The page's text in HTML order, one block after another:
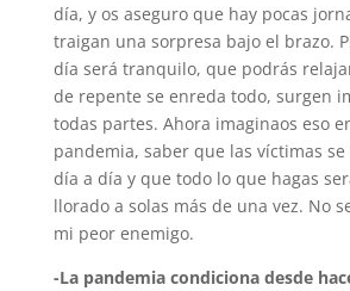
día, y os aseguro que hay pocas
traigan una sorpresa bajo el brazo.
día será tranquilo, que podrás
de repente se enreda todo, surgen
todas partes. Ahora imaginaos eso
pandemia, saber que las víctimas
día a día y que todo lo que hagas
llorado a solas más de una vez. No
mi peor enemigo.
-La pandemia condiciona desde